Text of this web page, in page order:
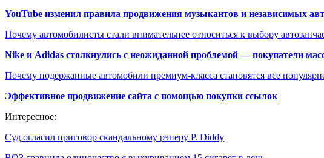
YouTube изменил правила продвижения музыкантов и независимых
Почему автомобилисты стали внимательнее относиться к выбору
Nike и Adidas столкнулись с неожиданной проблемой — покупатели
Почему подержанные автомобили премиум-класса становятся все
Эффективное продвижение сайта с помощью покупки ссылок
Интересное:
Суд огласил приговор скандальному рэперу P. Diddy